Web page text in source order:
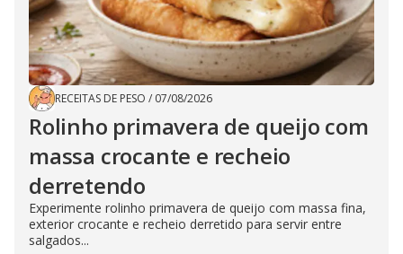
RECEITAS DE PESO / 07/08/2026
Rolinho primavera de queijo com
massa crocante e recheio
derretendo
Experimente rolinho primavera de queijo com massa fina,
exterior crocante e recheio derretido para servir entre
salgados...